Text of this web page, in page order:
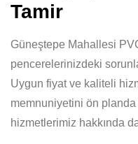
Tamir
Güneştepe Mahallesi
pencerelerinizdeki
Uygun fiyat ve kaliteli
memnuniyetini ön
hizmetlerimiz hakkında